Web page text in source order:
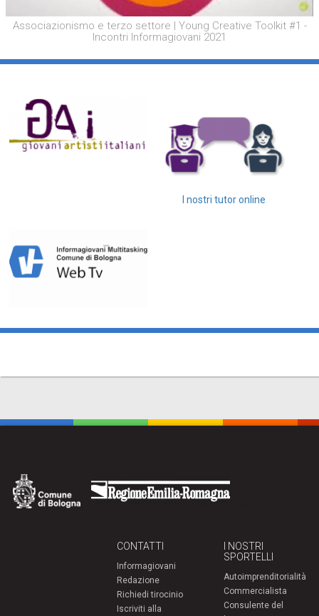
Associazionismo e terzo settore | Young Creative Toolkit #1 -
Incontri Informagiovani 2021
I nostri tutor online
CONTATTI
Informagiovani
Redazione
Richiedi tirocinio
Iscriviti alla
I NOSTRI
SPORTELLI
Autoimprenditorialità
Commercialista
Consulente del